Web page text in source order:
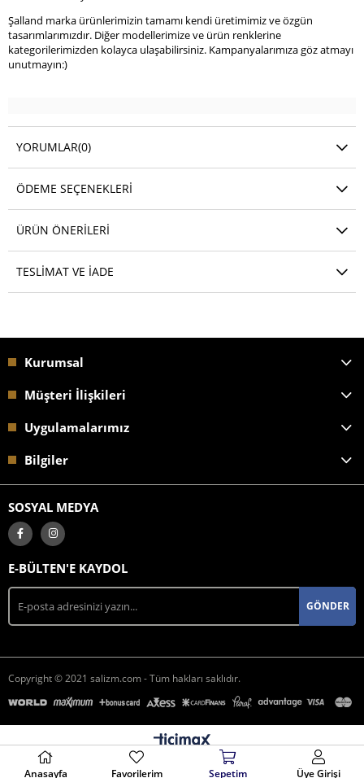
Şalland marka ürünlerimizin tamamı kendi üretimimiz ve özgün
tasarımlarımızdır. Diğer modellerimize ve ürün renklerine
kategorilerimizden kolayca ulaşabilirsiniz. Kampanyalarımıza göz atmayı
unutmayın:)
YORUMLAR(0)
ÖDEME SEÇENEKLERI
ÜRÜN ÖNERILERI
TESLIMAT VE İADE
Kurumsal
Müşteri İlişkileri
Uygulamalarımız
Bilgiler
SOSYAL MEDYA
E-BÜLTEN'E KAYDOL
GÖNDER
Copyright © 2021 salizm.com - Tüm hakları saklıdır.
Anasayfa Favorilerim Sepetim Üye Girişi